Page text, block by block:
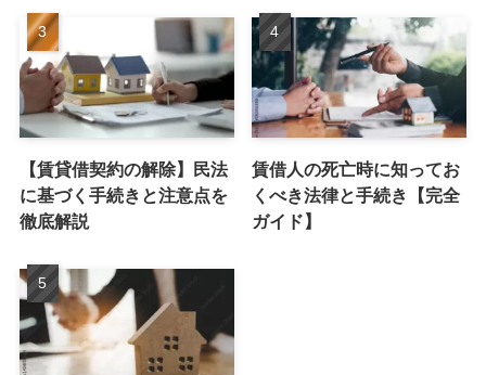
【賃貸借契約の解除】民法
に基づく手続きと注意点を
徹底解説
賃借人の死亡時に知ってお
くべき法律と手続き【完全
ガイド】